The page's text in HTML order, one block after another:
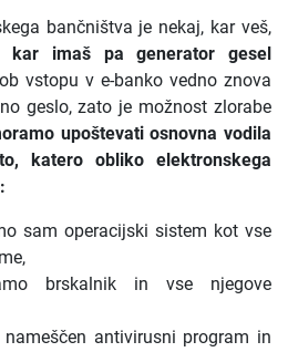
bančništva je nekaj, kar veš,
kar imaš pa generator gesel
vstopu v e-banko vedno znova
geslo, zato je možnost zlorabe
upoštevati osnovna vodila
katero obliko elektronskega
sam operacijski sistem kot vse
brskalnik in vse njegove
antivirusni program in